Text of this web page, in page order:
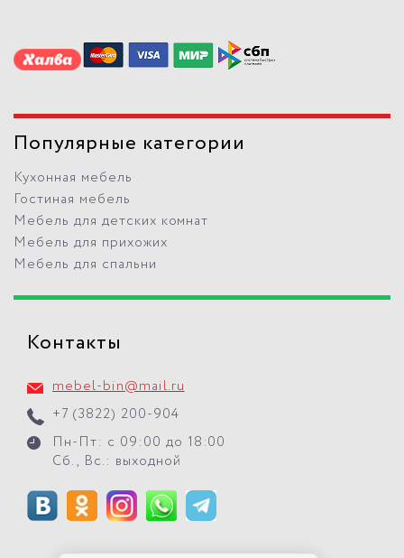
Популярные категории
Кухонная мебель
Гостиная мебель
Мебель для детских комнат
Мебель для прихожих
Мебель для спальни
Контакты
mebel-bin@mail.ru
+7 (3822) 200-904
Пн-Пт: с 09:00 до 18:00
Сб., Вс.: выходной